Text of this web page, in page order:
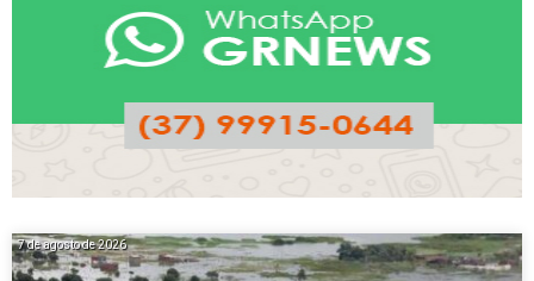
7 de agosto de 2026